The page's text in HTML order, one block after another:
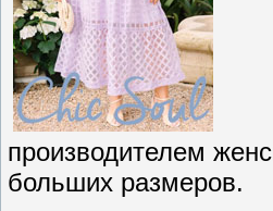
производителем
больших размеров.